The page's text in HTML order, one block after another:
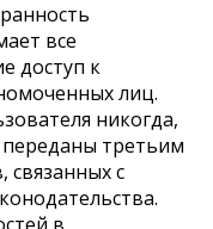
все
доступ к
лиц.
никогда,
переданы третьим
связанных с